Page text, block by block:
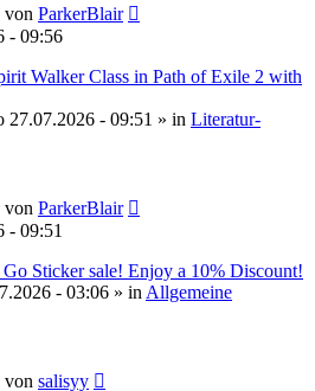
von ParkerBlair
- 09:56
Walker Class in Path of Exile 2 with
27.07.2026 - 09:51 » in Literatur-
von ParkerBlair
- 09:51
Sticker sale! Enjoy a 10% Discount!
- 03:06 » in Allgemeine
von salisyy